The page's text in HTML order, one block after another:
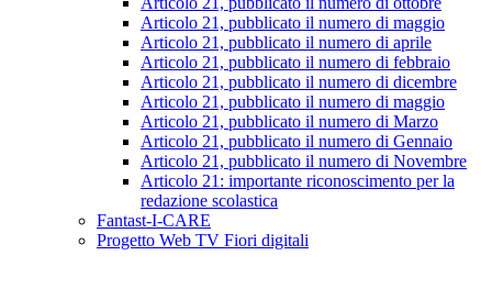
Articolo 21, pubblicato il numero di maggio
Articolo 21, pubblicato il numero di aprile
Articolo 21, pubblicato il numero di febbraio
Articolo 21, pubblicato il numero di dicembre
Articolo 21, pubblicato il numero di maggio
Articolo 21, pubblicato il numero di Marzo
Articolo 21, pubblicato il numero di Gennaio
Articolo 21, pubblicato il numero di Novembre
Articolo 21: importante riconoscimento per la
redazione scolastica
Fantast-I-CARE
Progetto Web TV Fiori digitali